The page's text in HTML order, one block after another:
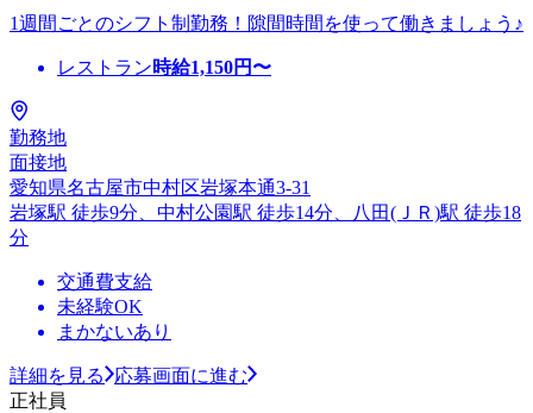
1週間ごとのシフト制勤務！隙間時間を使って働きましょう♪
レストラン時給1,150円〜
勤務地
面接地
愛知県名古屋市中村区岩塚本通3-31
岩塚駅 徒歩9分、中村公園駅 徒歩14分、八田(ＪＲ)駅 徒歩18
分
交通費支給
未経験OK
まかないあり
詳細を見る
応募画面に進む
正社員